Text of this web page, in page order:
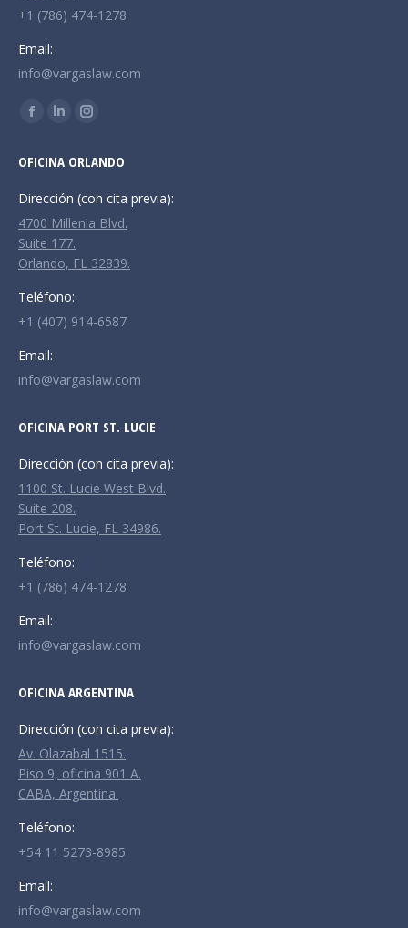
+1 (786) 474-1278
Email:
info@vargaslaw.com
Encuéntranos en:
Facebook
opens
in
new
window
Linkedin
opens
in
new
window
Instagram
opens
in
new
OFICINA ORLANDO
Dirección (con cita previa):
4700 Millenia Blvd.
Suite 177.
Orlando, FL 32839.
Teléfono:
+1 (407) 914-6587
Email:
info@vargaslaw.com
OFICINA PORT ST. LUCIE
Dirección (con cita previa):
1100 St. Lucie West Blvd.
Suite 208.
Port St. Lucie, FL 34986.
Teléfono:
+1 (786) 474-1278
Email:
info@vargaslaw.com
OFICINA ARGENTINA
Dirección (con cita previa):
Av. Olazabal 1515.
Piso 9, oficina 901 A.
CABA, Argentina.
Teléfono:
+54 11 5273-8985
Email:
info@vargaslaw.com